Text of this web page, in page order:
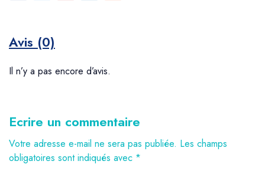
Avis (0)
Il n’y a pas encore d’avis.
Ecrire un commentaire
Votre adresse e-mail ne sera pas publiée. Les champs
obligatoires sont indiqués avec *